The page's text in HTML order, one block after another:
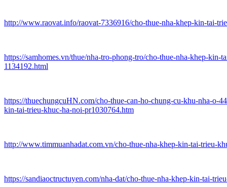
http://www.raovat.info/raovat-7336916/cho-thue-nha-khep-kin-tai-
https://samhomes.vn/thue/nha-tro-phong-tro/cho-thue-nha-khep-kin-
1134192.html
https://thuechungcuHN.com/cho-thue-can-ho-chung-cu-khu-nha-o-
kin-tai-trieu-khuc-ha-noi-pr1030764.htm
http://www.timmuanhadat.com.vn/cho-thue-nha-khep-kin-tai-trieu-
https://sandiaoctructuyen.com/nha-dat/cho-thue-nha-khep-kin-tai-